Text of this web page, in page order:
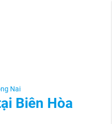
Biên Hòa